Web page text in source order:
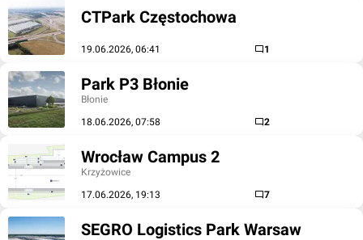
CTPark Częstochowa
19.06.2026, 06:41 1
Park P3 Błonie
Błonie
18.06.2026, 07:58
2
Wrocław Campus 2
Krzyżowice
17.06.2026, 19:13
7
SEGRO Logistics Park Warsaw